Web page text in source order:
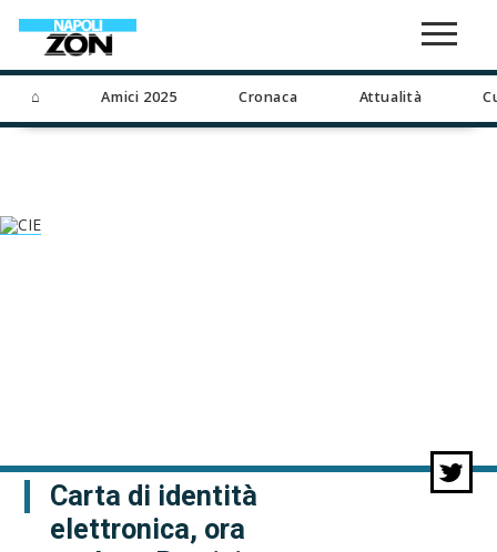
⌂ Amici 2025 Cronaca Attualità
Carta di identità
elettronica, ora